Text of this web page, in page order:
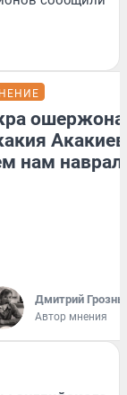
нам
Дмитрий
Автор мнения